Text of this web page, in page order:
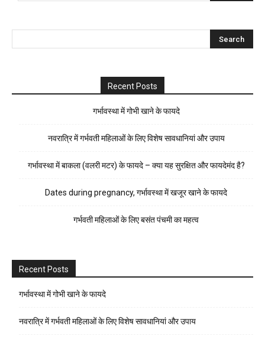
Recent Posts
गर्भावस्था में गोभी खाने के फायदे
नवरात्रि में गर्भवती महिलाओं के लिए विशेष सावधानियां और उपाय
गर्भावस्था में बाकला (वलरी मटर) के फायदे – क्या यह सुरक्षित और फायदेमंद है?
Dates during pregnancy, गर्भावस्था में खजूर खाने के फायदे
गर्भवती महिलाओं के लिए बसंत पंचमी का महत्व
Recent Posts
गर्भावस्था में गोभी खाने के फायदे
नवरात्रि में गर्भवती महिलाओं के लिए विशेष सावधानियां और उपाय